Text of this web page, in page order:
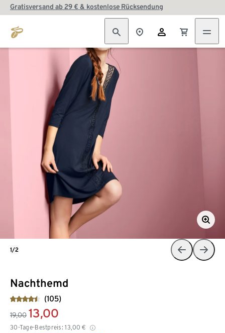
Gratisversand ab 29 € & kostenlose Rücksendung
Nachthemd
(105)
19,00 13,00
30-Tage-Bestpreis: 13,00 €
1/2